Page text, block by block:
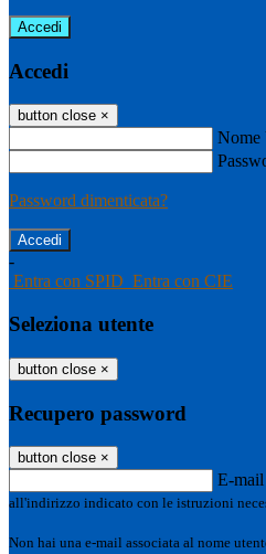
Accedi
Accedi
button close ×
Nome
Password dimenticata?
-
Entra con SPID Entra con CIE
Seleziona utente
button close ×
Recupero password
button close ×
E-mail
all'indirizzo indicato con le istruzioni
Non hai una e-mail associata al nome